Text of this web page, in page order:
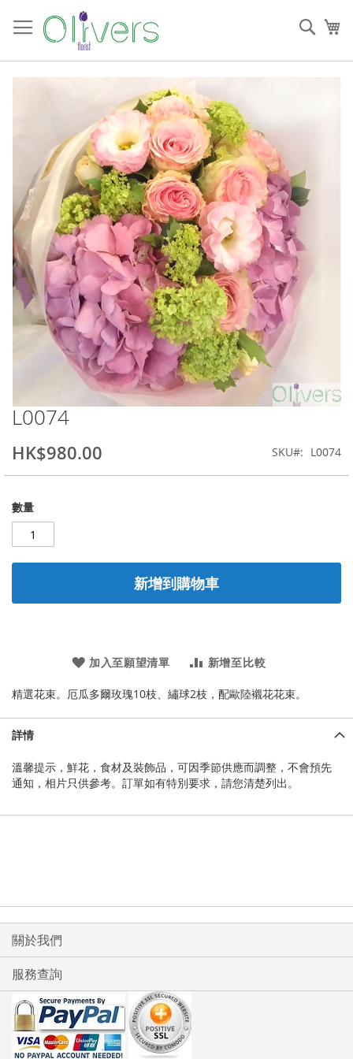
過
到
搜
索
images
gallery
Skip
to
the
beginning
of
images
gallery
L0074
HK$980.00 SKU L0074
數量
新增到購物車
加入至願望清單 新增至比較
精選花束。厄瓜多爾玫瑰10枝、繡球2枝，配歐陸襯花花束。
詳情
溫馨提示，鮮花，食材及裝飾品，可因季節供應而調整，不會預先
通知，相片只供參考。訂單如有特別要求，請您清楚列出。
關於我們
服務查詢